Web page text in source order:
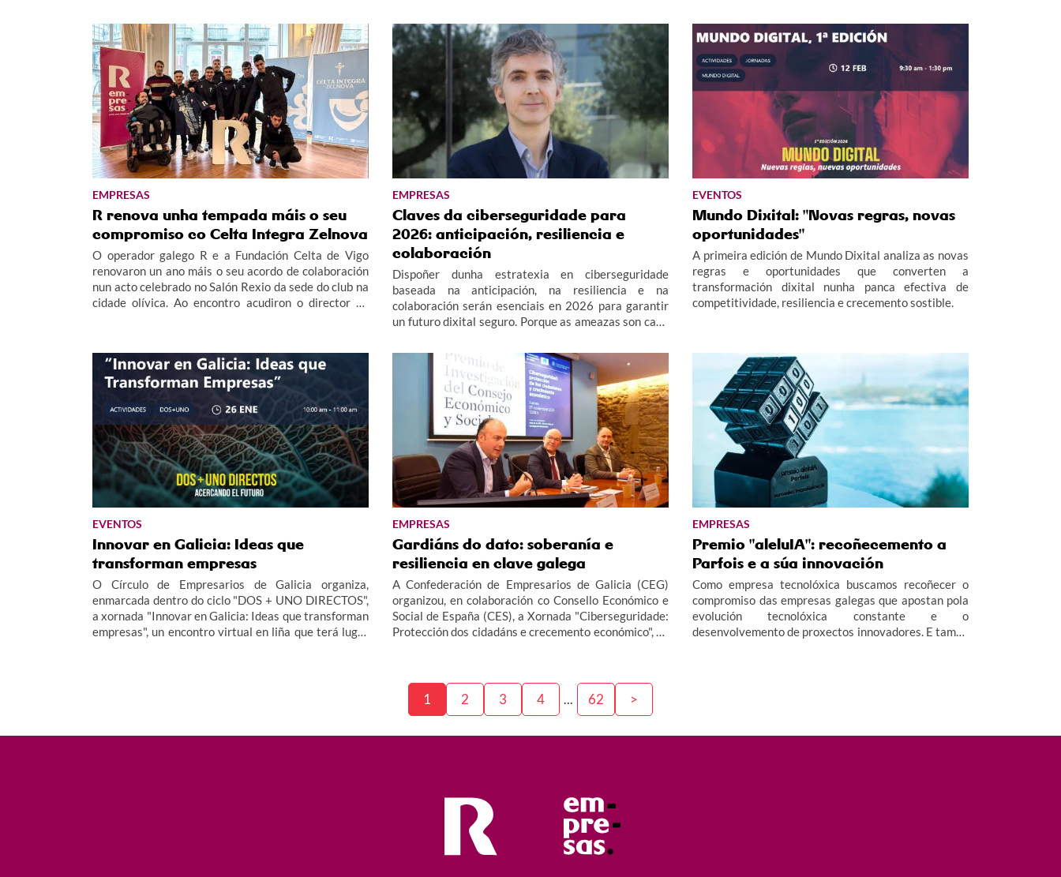
EMPRESAS
R renova unha tempada máis o seu
compromiso co Celta Integra Zelnova
O operador galego R e a Fundación Celta de Vigo
renovaron un ano máis o seu acordo de colaboración
nun acto celebrado no Salón Rexio da sede do club na
cidade olívica. Ao encontro acudiron o director da
ademais de membros do equipo e corpo técnico do
Celta Integra Zelnova, dando imaxe así ao valor
social deste proxecto.
EMPRESAS
Claves da ciberseguridade para
2026: anticipación, resiliencia e
colaboración
Dispoñer dunha estratexia en ciberseguridade
baseada na anticipación, na resiliencia e na
colaboración serán esenciais en 2026 para garantir
un futuro dixital seguro. Porque as ameazas son cada
emerxentes e tensións globais.
EVENTOS
Mundo Dixital: "Novas regras, novas
oportunidades"
A primeira edición de Mundo Dixital analiza as novas
regras e oportunidades que converten a
transformación dixital nunha panca efectiva de
competitividade, resiliencia e crecemento sostible.
EVENTOS
Innovar en Galicia: Ideas que
transforman empresas
O Círculo de Empresarios de Galicia organiza,
enmarcada dentro do ciclo "DOS + UNO DIRECTOS",
a xornada "Innovar en Galicia: Ideas que transforman
empresas", un encontro virtual en liña que terá lugar
EMPRESAS
Gardiáns do dato: soberanía e
resiliencia en clave galega
A Confederación de Empresarios de Galicia (CEG)
organizou, en colaboración co Consello Económico e
Social de España (CES), a Xornada "Ciberseguridade:
Protección dos cidadáns e crecemento económico", un
EMPRESAS
Premio "aleluIA": recoñecemento a
Parfois e a súa innovación
Como empresa tecnolóxica buscamos recoñecer o
compromiso das empresas galegas que apostan pola
evolución tecnolóxica constante e o
desenvolvemento de proxectos innovadores. E tamén
1 2 3 4 ... 62 >